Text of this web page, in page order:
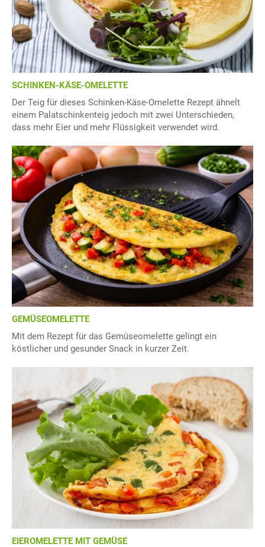
SCHINKEN-KÄSE-OMELETTE
Der Teig für dieses Schinken-Käse-Omelette Rezept ähnelt
einem Palatschinkenteig jedoch mit zwei Unterschieden,
dass mehr Eier und mehr Flüssigkeit verwendet wird.
GEMÜSEOMELETTE
Mit dem Rezept für das Gemüseomelette gelingt ein
köstlicher und gesunder Snack in kurzer Zeit.
EIEROMELETTE MIT GEMÜSE